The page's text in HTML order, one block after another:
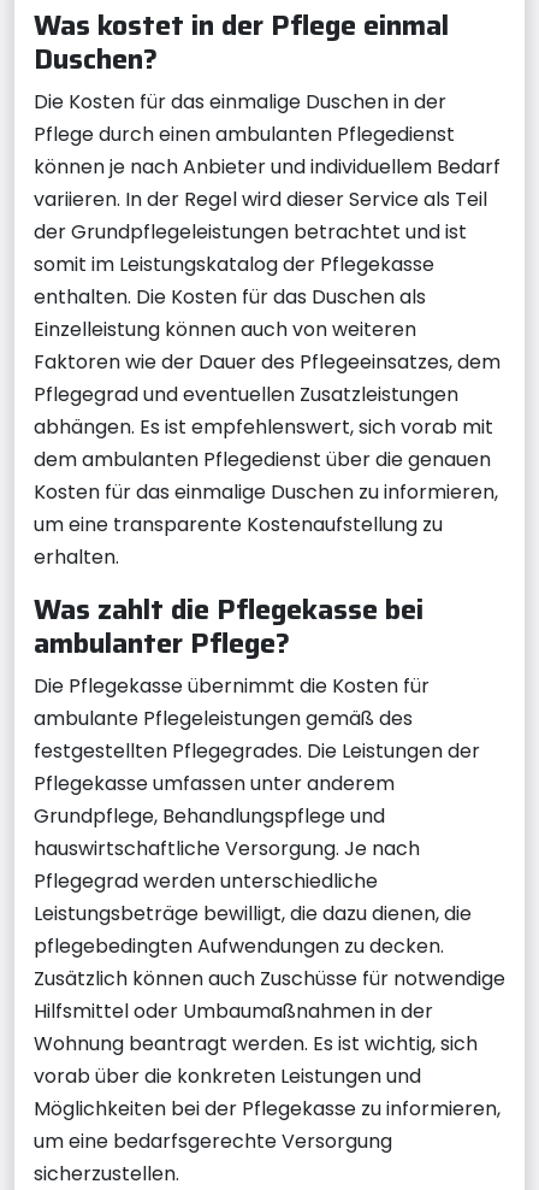
Was kostet in der Pflege einmal
Duschen?
Die Kosten für das einmalige Duschen in der
Pflege durch einen ambulanten Pflegedienst
können je nach Anbieter und individuellem Bedarf
variieren. In der Regel wird dieser Service als Teil
der Grundpflegeleistungen betrachtet und ist
somit im Leistungskatalog der Pflegekasse
enthalten. Die Kosten für das Duschen als
Einzelleistung können auch von weiteren
Faktoren wie der Dauer des Pflegeeinsatzes, dem
Pflegegrad und eventuellen Zusatzleistungen
abhängen. Es ist empfehlenswert, sich vorab mit
dem ambulanten Pflegedienst über die genauen
Kosten für das einmalige Duschen zu informieren,
um eine transparente Kostenaufstellung zu
erhalten.
Was zahlt die Pflegekasse bei
ambulanter Pflege?
Die Pflegekasse übernimmt die Kosten für
ambulante Pflegeleistungen gemäß des
festgestellten Pflegegrades. Die Leistungen der
Pflegekasse umfassen unter anderem
Grundpflege, Behandlungspflege und
hauswirtschaftliche Versorgung. Je nach
Pflegegrad werden unterschiedliche
Leistungsbeträge bewilligt, die dazu dienen, die
pflegebedingten Aufwendungen zu decken.
Zusätzlich können auch Zuschüsse für notwendige
Hilfsmittel oder Umbaumaßnahmen in der
Wohnung beantragt werden. Es ist wichtig, sich
vorab über die konkreten Leistungen und
Möglichkeiten bei der Pflegekasse zu informieren,
um eine bedarfsgerechte Versorgung
sicherzustellen.